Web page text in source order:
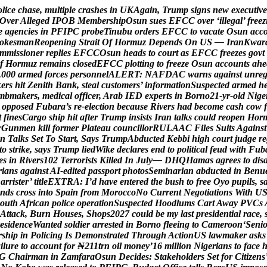
lice chase, multiple crashes in UKAgain, Trump signs new executive
OverAlleged IPOB MembershipOsun sues EFCC over ‘illegal’ freez
agencies in PFIPC probeTinubu orders EFCC to vacate Osun acc
okesmanReopening Strait Of Hormuz Depends On US — IranKwar
mmissioner replies EFCCOsun heads to court as EFCC freezes govt
f Hormuz remains closedEFCC plotting to freeze Osun accounts ahe
000 armed forces personnelALERT: NAFDAC warns against unreg
ers hit Zenith Bank, steal customers’ informationSuspected armed h
bmakers, medical officer, Arab IED experts in Borno21-yr-old Nige
opposed Fubara’s re-election because Rivers had become cash cow f
finesCargo ship hit after Trump insists Iran talks could reopen Hor
Gunmen kill former Plateau councillorRULAAC Files SuitsAgainst
n Talks Set To Start, Says TrumpAbducted Kebbi high court judge re
to strike, says Trump liedWike declares end to political feud with Fub
s in Rivers102 Terrorists Killed In July— DHQHamas agrees to dis
ians againstAI-edited passport photosSeminarian abducted in Benu
arrister’ titleEXTRA: I’d have entered the bush to free Oyo pupils, s
nds cross into Spain from MoroccoNo Current Negotiations With US
outh African police operationSuspected Hoodlums CartAway PVCs
Attack, Burn Houses, Shops2027 could be my last presidential race,
esidenceWanted soldier arrested in Borno fleeing to Cameroon‘Senio
ship in Policing Is Demonstrated Through ActionUS lawmaker asks
ilure to account for ₦211trn oil money’16 million Nigerians to face h
Chairman in ZamfaraOsun Decides: Stakeholders Set for Citizens’